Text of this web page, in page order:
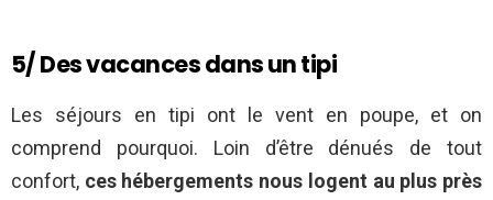
5/ Des vacances dans un tipi
Les séjours en tipi ont le vent en poupe, et on
comprend pourquoi. Loin d’être dénués de tout
confort, ces hébergements nous logent au plus près